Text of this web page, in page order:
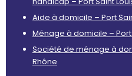
Aide à domicile – Port
Ménage à domicile – Port
Société de ménage à
Rhône